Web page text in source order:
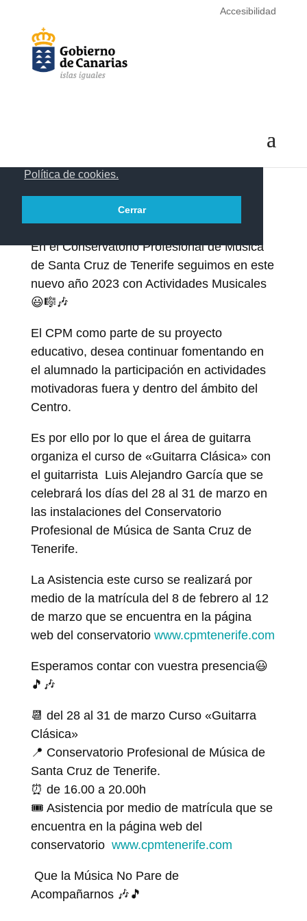
Este portal web utiliza cookies propias y de
terceros para recopilar información que
ayuda a optimizar su visita. Las cookies no
Política de cookies.
Cerrar
Accesibilidad
En el Conservatorio Profesional de Música
de Santa Cruz de Tenerife seguimos en este
nuevo año 2023 con Actividades Musicales
😃🎼🎶
El CPM como parte de su proyecto
educativo, desea continuar fomentando en
el alumnado la participación en actividades
motivadoras fuera y dentro del ámbito del
Centro.
Es por ello por lo que el área de guitarra
organiza el curso de «Guitarra Clásica» con
el guitarrista Luis Alejandro García que se
celebrará los días del 28 al 31 de marzo en
las instalaciones del Conservatorio
Profesional de Música de Santa Cruz de
Tenerife.
La Asistencia este curso se realizará por
medio de la matrícula del 8 de febrero al 12
de marzo que se encuentra en la página
web del conservatorio www.cpmtenerife.com
Esperamos contar con vuestra presencia😃
🎵🎶
📆 del 28 al 31 de marzo Curso «Guitarra
Clásica»
📍 Conservatorio Profesional de Música de
Santa Cruz de Tenerife.
⏰ de 16.00 a 20.00h
🎟️ Asistencia por medio de matrícula que se
encuentra en la página web del
conservatorio www.cpmtenerife.com
Que la Música No Pare de
Acompañarnos 🎶🎵